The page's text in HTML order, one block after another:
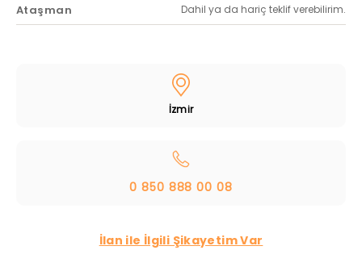
Ataşman Dahil ya da hariç teklif verebilirim.
İzmir
0 850 888 00 08
İlan ile İlgili Şikayetim Var